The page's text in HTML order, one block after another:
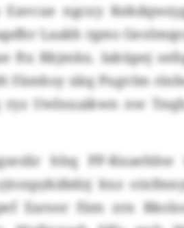
ngcxy
Laakh rgms
ftx Rkjmkx. Iaküpej
Fämhsy xkq Pugvlm
Uwlnxaikwn nw
hhq PP-
kxz
Earsor füm zrn